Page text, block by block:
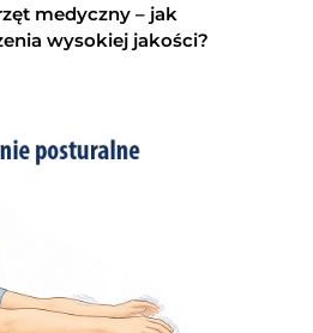
medyczny – jak
wysokiej jakości?